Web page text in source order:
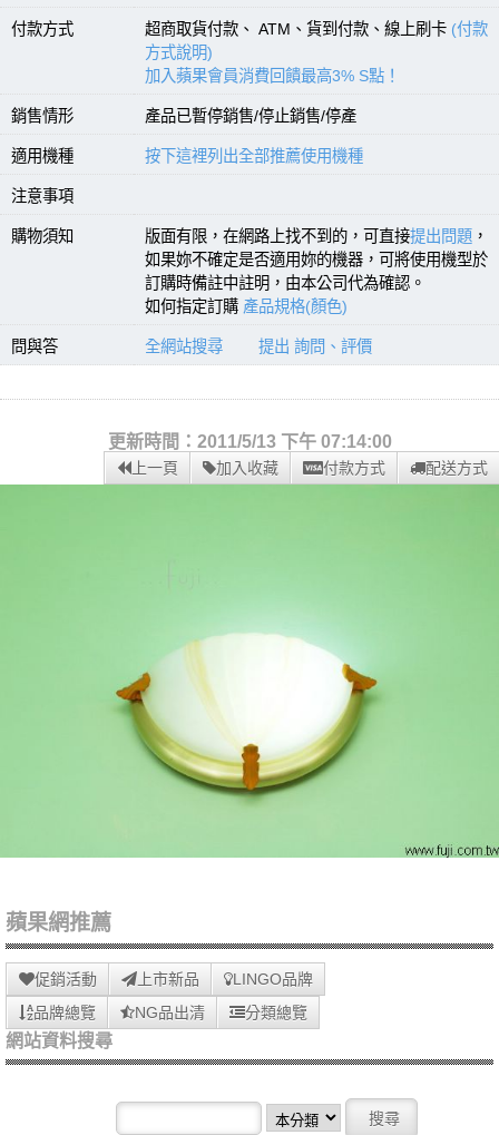
付款方式 超商取貨付款、 ATM、貨到付款、線上刷卡 (付款
方式說明)
加入蘋果會員消費回饋最高3% S點！
銷售情形 產品已暫停銷售/停止銷售/停產
適用機種 按下這裡列出全部推薦使用機種
注意事項
購物須知 版面有限，在網路上找不到的，可直接提出問題 ，
如果妳不確定是否適用妳的機器，可將使用機型於
訂購時備註中註明，由本公司代為確認。
如何指定訂購 產品規格(顏色)
問與答 全網站搜尋 提出 詢問、評價
更新時間：2011/5/13 下午 07:14:00
上一頁 加入收藏 付款方式 配送方式
蘋果網推薦
促銷活動 上市新品
LINGO品牌
品牌總覽
NG品出清 分類總覽
網站資料搜尋